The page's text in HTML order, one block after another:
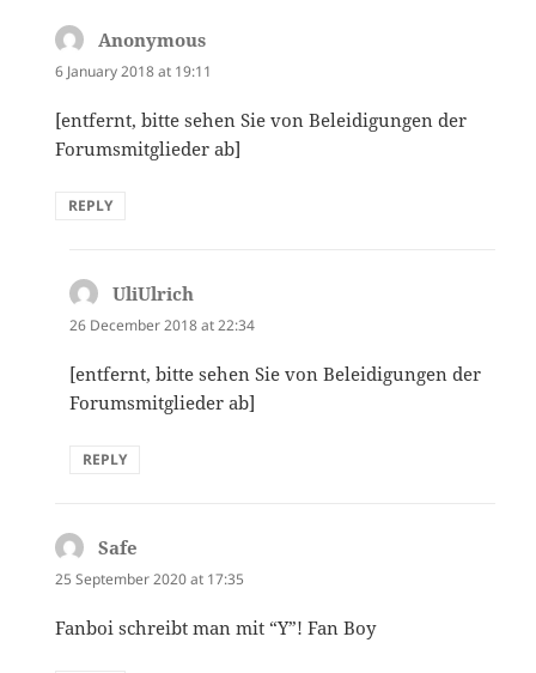
Anonymous
6 January 2018 at 19:11
[entfernt, bitte sehen Sie von Beleidigungen der
Forumsmitglieder ab]
REPLY
UliUlrich
26 December 2018 at 22:34
[entfernt, bitte sehen Sie von Beleidigungen der
Forumsmitglieder ab]
REPLY
Safe
25 September 2020 at 17:35
Fanboi schreibt man mit “Y”! Fan Boy